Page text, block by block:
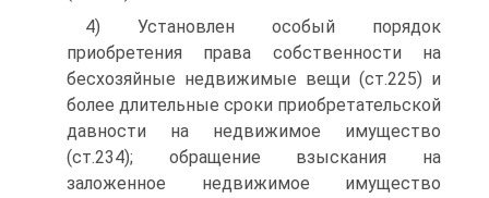
4) Установлен особый порядок
приобретения права собственности на
бесхозяйные недвижимые вещи (ст.225) и
более длительные сроки приобретательской
давности на недвижимое имущество
(ст.234); обращение взыскания на
заложенное недвижимое имущество